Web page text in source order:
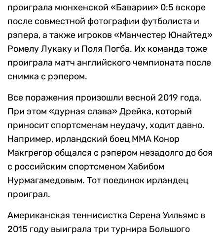
проиграла мюнхенской «Баварии» 0:5 вскоре
после совместной фотографии футболиста и
рэпера, а также игроков «Манчестер Юнайтед»
Ромелу Лукаку и Поля Погба. Их команда тоже
проиграла матч английского чемпионата после
снимка с рэпером.
Все поражения произошли весной 2019 года.
При этом «дурная слава» Дрейка, который
приносит спортсменам неудачу, ходит давно.
Например, ирландский боец MMA Конор
Макгрегор общался с рэпером незадолго до боя
с российским спортсменом Хабибом
Нурмагамедовым. Тот поединок ирландец
проиграл.
Американская теннисистка Серена Уильямс в
2015 году выиграла три турнира Большого